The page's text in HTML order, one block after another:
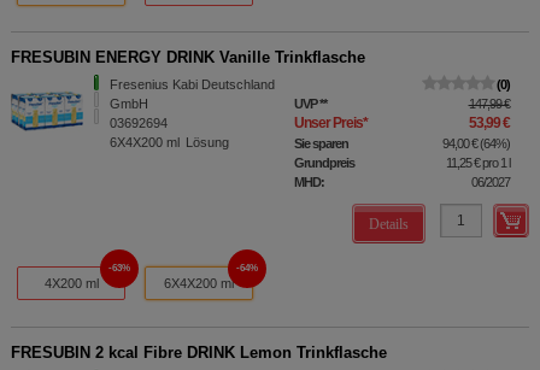
FRESUBIN ENERGY DRINK Vanille Trinkflasche
Fresenius Kabi Deutschland
GmbH
03692694
6X4X200 ml Lösung
0
UVP** 147,99 €
Unser Preis* 53,99 €
Sie sparen 94,00 €(64%)
Grundpreis
11,25 €pro 1 l
MHD:
06/2027
Details
4X200 ml
63%
6X4X200 ml
64%
FRESUBIN 2 kcal Fibre DRINK Lemon Trinkflasche